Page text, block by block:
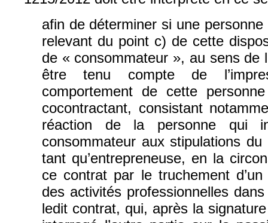
afin de déterminer si une
relevant du point c) de cette
de « consommateur », au sens de
être tenu compte de
comportement de cette
cocontractant, consistant
réaction de la personne qui
consommateur aux stipulations
tant qu’entrepreneuse, en la
ce contrat par le truchement
des activités professionnelles
ledit contrat, qui, après la